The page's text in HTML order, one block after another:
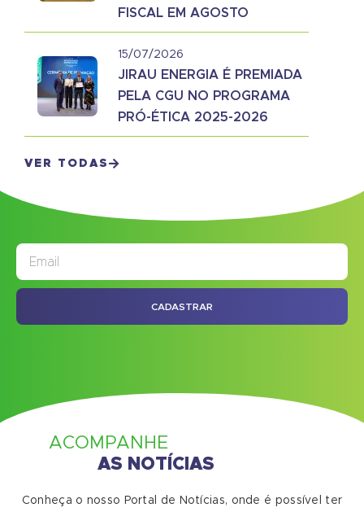
FISCAL EM AGOSTO
15/07/2026
JIRAU ENERGIA É PREMIADA
PELA CGU NO PROGRAMA
PRÓ-ÉTICA 2025-2026
VER TODAS
CADASTRAR
ACOMPANHE
AS NOTÍCIAS
Conheça o nosso Portal de Notícias, onde é possível ter